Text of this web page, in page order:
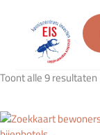
Toont alle 9 resultaten